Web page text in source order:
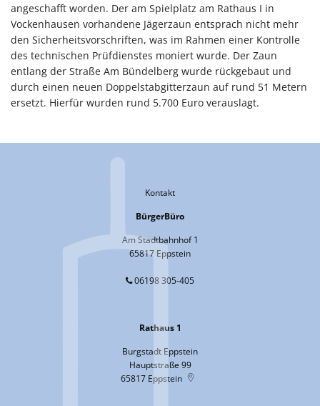
angeschafft worden. Der am Spielplatz am Rathaus I in
Vockenhausen vorhandene Jägerzaun entsprach nicht mehr
den Sicherheitsvorschriften, was im Rahmen einer Kontrolle
des technischen Prüfdienstes moniert wurde. Der Zaun
entlang der Straße Am Bündelberg wurde rückgebaut und
durch einen neuen Doppelstabgitterzaun auf rund 51 Metern
ersetzt. Hierfür wurden rund 5.700 Euro verauslagt.
Kontakt
BürgerBüro
Am Stadtbahnhof 1
65817 Eppstein
06198 305-405
Rathaus 1
Burgstadt Eppstein
Hauptstraße 99
65817 Eppstein